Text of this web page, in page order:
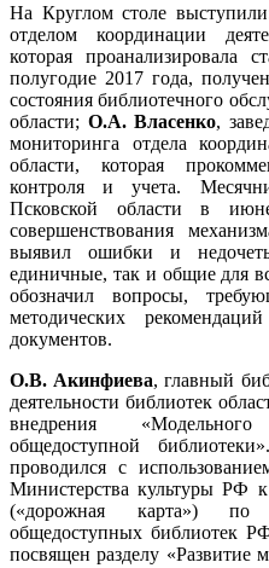
На Круглом столе
отделом координации
которая проанализировала
полугодие 2017 года,
состояния библиотечного
области; О.А. Власенко,
мониторинга отдела
области, которая
контроля и учета.
Псковской области в
совершенствования
выявил ошибки и
единичные, так и общие для
обозначил вопросы,
методических
документов.
О.В. Акинфиева, главный
деятельности библиотек
внедрения
общедоступной
проводился с
Министерства культуры РФ
(«дорожная карта») по
общедоступных библиотек
посвящен разделу «Развитие